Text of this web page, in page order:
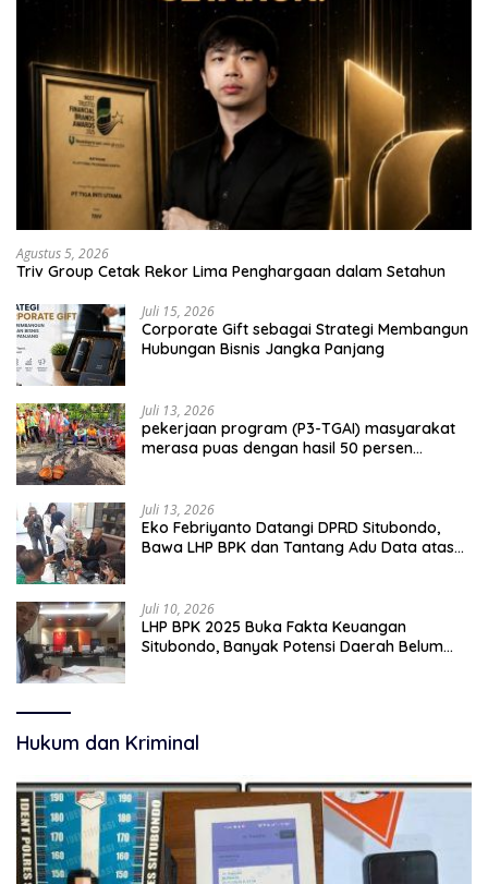
Agustus 5, 2026
Triv Group Cetak Rekor Lima Penghargaan dalam Setahun
Juli 15, 2026
Corporate Gift sebagai Strategi Membangun
Hubungan Bisnis Jangka Panjang
Juli 13, 2026
pekerjaan program (P3-TGAI) masyarakat
merasa puas dengan hasil 50 persen
Juli 13, 2026
Eko Febriyanto Datangi DPRD Situbondo,
Bawa LHP BPK dan Tantang Adu Data atas
Juli 10, 2026
LHP BPK 2025 Buka Fakta Keuangan
Situbondo, Banyak Potensi Daerah Belum
Hukum dan Kriminal